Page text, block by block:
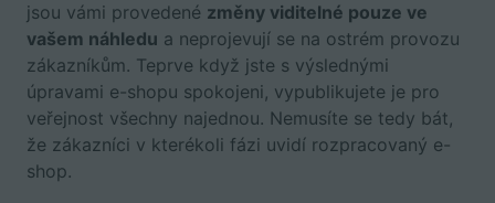
jsou vámi provedené změny viditelné pouze ve
vašem náhledu a neprojevují se na ostrém provozu
zákazníkům. Teprve když jste s výslednými
úpravami e-shopu spokojeni, vypublikujete je pro
veřejnost všechny najednou. Nemusíte se tedy bát,
že zákazníci v kterékoli fázi uvidí rozpracovaný e-
shop.